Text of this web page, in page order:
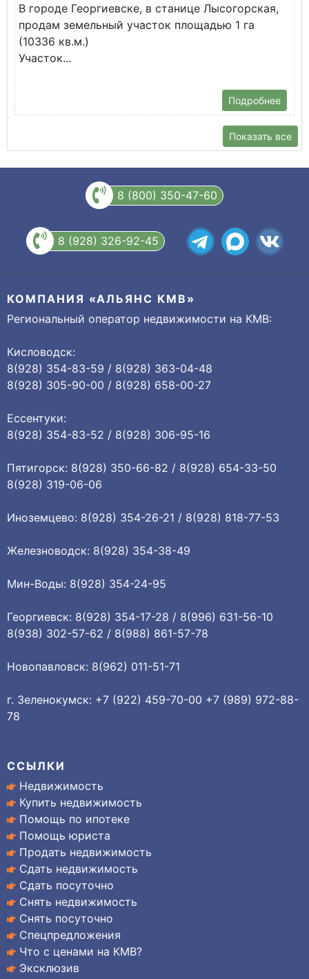
В городе Георгиевске, в станице Лысогорская,
продам земельный участок площадью 1 га
(10336 кв.м.)
Участок...
Подробнее
Показать все
8 (800) 350-47-60
8 (928) 326-92-45
КОМПАНИЯ «АЛЬЯНС КМВ»
Региональный оператор недвижимости на КМВ:
Кисловодск:
8(928) 354-83-59 / 8(928) 363-04-48
8(928) 305-90-00 / 8(928) 658-00-27
Ессентуки:
8(928) 354-83-52 / 8(928) 306-95-16
Пятигорск: 8(928) 350-66-82 / 8(928) 654-33-50
8(928) 319-06-06
Иноземцево: 8(928) 354-26-21 / 8(928) 818-77-53
Железноводск: 8(928) 354-38-49
Мин-Воды: 8(928) 354-24-95
Георгиевск: 8(928) 354-17-28 / 8(996) 631-56-10
8(938) 302-57-62 / 8(988) 861-57-78
Новопавловск: 8(962) 011-51-71
г. Зеленокумск: +7 (922) 459-70-00 +7 (989) 972-88-
78
ССЫЛКИ
Недвижимость
Купить недвижимость
Помощь по ипотеке
Помощь юриста
Продать недвижимость
Сдать недвижимость
Сдать посуточно
Снять недвижимость
Снять посуточно
Спецпредложения
Что с ценами на КМВ?
Эксклюзив